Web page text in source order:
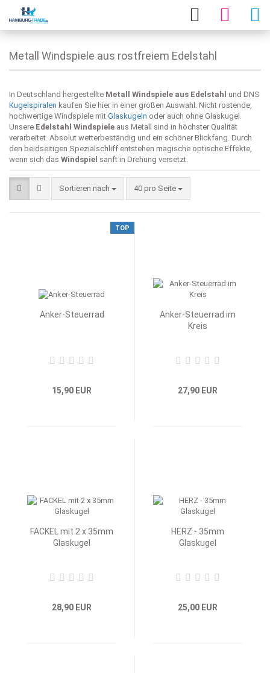
Metall Windspiele aus rostfreiem Edelstahl
In Deutschland hergestellte Metall Windspiele aus Edelstahl und DNS
Kugelspiralen kaufen Sie hier in einer großen Auswahl. Nicht rostende,
hochwertige Windspiele mit Glaskugeln oder auch ohne Glaskugel.
Unsere Edelstahl Windspiele aus Metall sind in höchster Qualität
verarbeitet. Absolut wetterbeständig und ein schöner Blickfang. Durch
den beidseitigen Spezialschliff entstehen magische optische Effekte,
wenn sich das Windspiel sanft in Drehung versetzt.
Sortieren nach 40 pro Seite
TOP
Anker-Steuerrad
15,90 EUR
Anker-Steuerrad im
Kreis
27,90 EUR
FACKEL mit 2 x 35mm
Glaskugel
28,90 EUR
HERZ - 35mm
Glaskugel
25,00 EUR